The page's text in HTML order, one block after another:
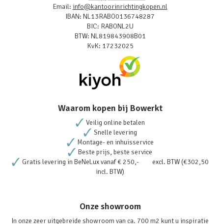
Email: info@kantoorinrichtingkopen.nl
IBAN: NL13RABO0136748287
BIC: RABONL2U
BTW: NL819843908B01
KvK: 17232025
Waarom kopen bij Bowerkt
Veilig online betalen
Snelle levering
Montage- en inhuisservice
Beste prijs, beste service
Gratis levering in BeNeLux vanaf € 250,- excl. BTW (€302,50
incl. BTW)
Onze showroom
In onze zeer uitgebreide showroom van ca. 700 m2 kunt u inspiratie